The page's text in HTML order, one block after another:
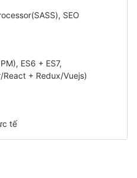
SEO
ES6 + ES7,
+ Redux/Vuejs)
tế